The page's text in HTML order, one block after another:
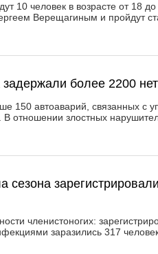
10 человек в возрасте от 18
Верещагиным и пройдут
более 2200
150 автоаварий, связанных с
В отношении злостных
сезона
членистоногих:
заразились 317